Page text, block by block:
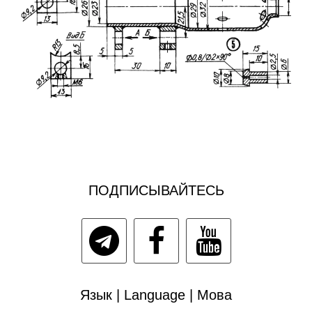
ПОДПИСЫВАЙТЕСЬ
Язык | Language | Мова